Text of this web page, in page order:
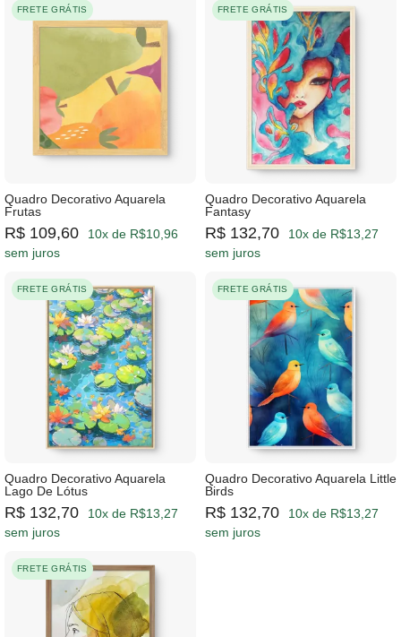
FRETE GRÁTIS
Quadro Decorativo Aquarela
Frutas
R$ 109,60
10x de R$10,96
sem juros
FRETE GRÁTIS
Quadro Decorativo Aquarela
Fantasy
R$ 132,70
10x de R$13,27
sem juros
FRETE GRÁTIS
Quadro Decorativo Aquarela
Lago De Lótus
R$ 132,70
10x de R$13,27
sem juros
FRETE GRÁTIS
Quadro Decorativo Aquarela Little
Birds
R$ 132,70
10x de R$13,27
sem juros
FRETE GRÁTIS